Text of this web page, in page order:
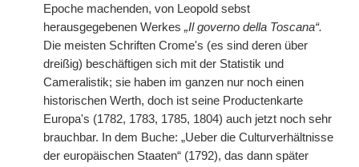
Epoche machenden, von Leopold sebst
herausgegebenen Werkes „Il governo della Toscana“.
Die meisten Schriften Crome's (es sind deren über
dreißig) beschäftigen sich mit der Statistik und
Cameralistik; sie haben im ganzen nur noch einen
historischen Werth, doch ist seine Productenkarte
Europa's (1782, 1783, 1785, 1804) auch jetzt noch sehr
brauchbar. In dem Buche: „Ueber die Culturverhältnisse
der europäischen Staaten“ (1792), das dann später